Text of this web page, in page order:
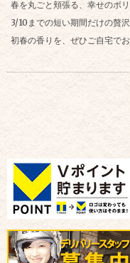
春を丸ごと頬張る、幸せのボ
3/10までの短い期間だけの贅沢
初春の香りを、ぜひご自宅でお